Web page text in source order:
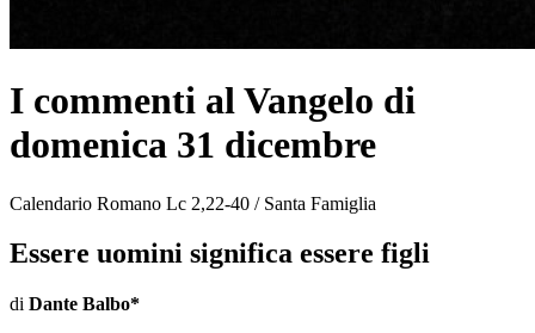
I commenti al Vangelo di
domenica 31 dicembre
Calendario Romano Lc 2,22-40 / Santa Famiglia
Essere uomini significa essere figli
di Dante Balbo*